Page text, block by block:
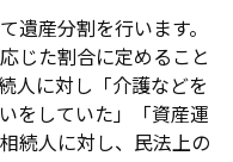
遺産分割を行います。
じた割合に定めること
人に対し「介護などを
をしていた」「資産運
続人に対し、民法上の